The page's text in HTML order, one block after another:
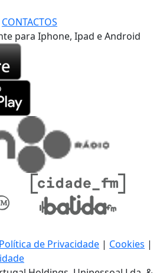
CONTACTOS
para Iphone, Ipad e Android
Política de Privacidade | Cookies |